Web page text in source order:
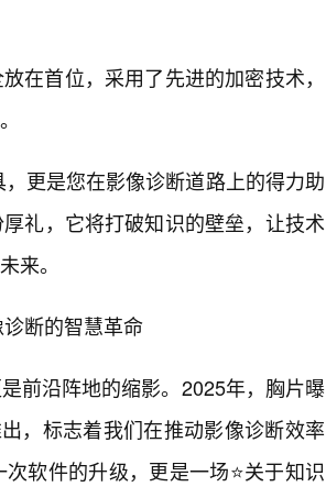
在首位，采用了先进的加密技术，
更是您在影像诊断道路上的得力助
礼，它将打破知识的壁垒，让技术
来。
断的智慧革命
前沿阵地的缩影。2025年，胸片曝
，标志着我们在推动影像诊断效率
软件的升级，更是一场⭐关于知识